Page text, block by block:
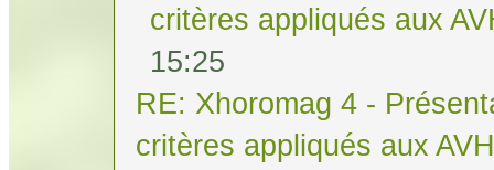
critères appliqués aux
15:25
RE: Xhoromag 4 -
critères appliqués aux AVH